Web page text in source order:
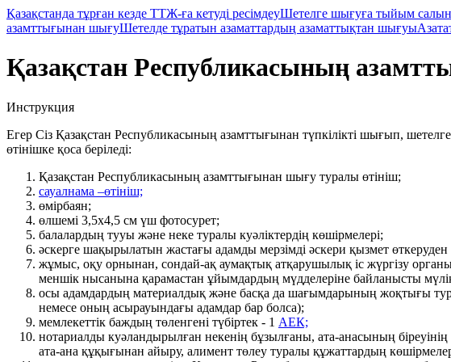
Қазақстанда тұрған кезде ТТЖ-ға кетуді ресімдеуШетелге шығуға тыйым
азамттығынан шығуШетелде тұратын азаматтардың азаматтықтан шығуы
Қазақстан Республикасының
Инструкция
Егер Сіз Қазақстан Республикасының азамттығынан түпкілікті шығып,
өтінішке қоса беріледі:
Қазақстан Республикасының азамттығынан шығу туралы өтініш;
сауалнама –өтініш;
өмірбаян;
өлшемі 3,5х4,5 см үш фотосурет;
балалардың тууы және неке туралы куәліктердің көшірмелері;
әскерге шақырылатын жастағы адамды мерзiмдi әскери қызмет өткеруден
жұмыс, оқу орнынан, сондай-ақ аумақтық атқарушылық іс жүргізу
меншік нысанына қарамастан ұйымдардың мүдделеріне байланысты
осы адамдардың материалдық және басқа да шағымдарының жоқтығы
немесе оның асырауындағы адамдар бар болса);
мемлекеттiк баждың төленгенi түбіртек - 1 АЕК;
нотариалды куәландырылған некенің бұзылғаны, ата-анасының
ата-ана құқығынан айыру, алимент төлеу туралы құжаттардың